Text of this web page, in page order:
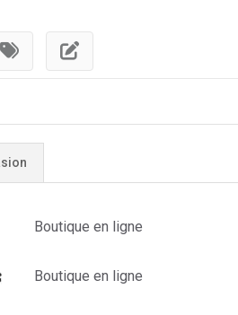
Boutique en ligne
Boutique en ligne